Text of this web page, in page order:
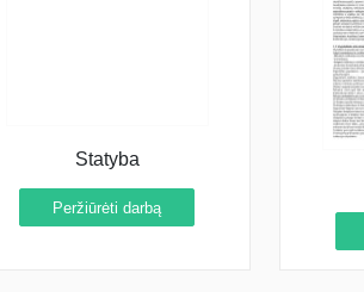
Statyba
Peržiūrėti darbą